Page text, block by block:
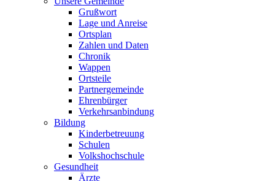
Grußwort
Lage und Anreise
Ortsplan
Zahlen und Daten
Chronik
Wappen
Ortsteile
Partnergemeinde
Ehrenbürger
Verkehrsanbindung
Bildung
Kinderbetreuung
Schulen
Volkshochschule
Gesundheit
Ärzte